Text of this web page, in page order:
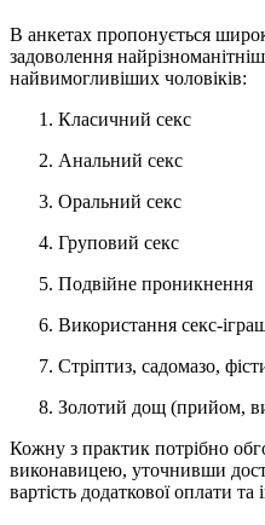
В анкетах пропонується
задоволення
найвимогливіших чоловіків:
Класичний секс
Анальний секс
Оральний секс
Груповий секс
Подвійне проникнення
Використання секс-
Стріптиз, садомазо,
Золотий дощ (прийом,
Кожну з практик потрібно
виконавицею, уточнивши
вартість додаткової оплати та